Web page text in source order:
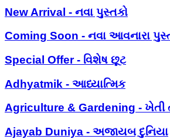
New Arrival - નવા પુસ્તકો
Coming Soon - નવા આવનારા
Special Offer - વિશેષ છૂટ
Adhyatmik - આધ્યાત્મિક
Agriculture & Gardening - ખેતી
Ajayab Duniya - અજાયબ દુનિયા